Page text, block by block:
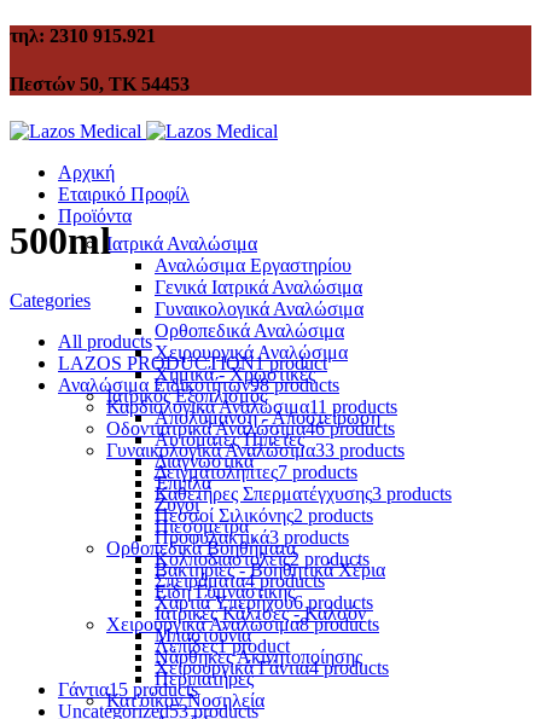
τηλ: 2310 915.921
Πεστών 50, ΤΚ 54453
Αρχική
Εταιρικό Προφίλ
Προϊόντα
Ιατρικά Αναλώσιμα
Αναλώσιμα Εργαστηρίου
Γενικά Ιατρικά Αναλώσιμα
Γυναικολογικά Αναλώσιμα
Ορθοπεδικά Αναλώσιμα
Χειρουργικά Αναλώσιμα
Χημικά - Χρωστικές
Ιατρικός Εξοπλισμός
Απολύμανση - Αποστείρωση
Αυτόματες Πιπέτες
Διαγνωστικά
Έπιπλα
Ζυγοί
Πιεσόμετρα
Ορθοπεδικά Βοηθήματα
Βακτηρίες - Βοηθητικά Χέρια
Είδη Γυμναστικής
Ιατρικές Κάλτσες - Καλσόν
Μπαστούνια
Νάρθηκες Ακινητοποίησης
Περιπατήρες
Κατ'οίκον Νοσηλεία
500ml
Categories
All products
LAZOS PRODUCTION1 product
Αναλώσιμα Ειδικοτήτων98 products
Καρδιολογικά Αναλώσιμα11 products
Οδοντιατρικά Αναλώσιμα46 products
Γυναικολογικά Αναλώσιμα33 products
Δειγματολήπτες7 products
Καθετήρες Σπερματέγχυσης3 products
Πεσσοί Σιλικόνης2 products
Προφυλακτικά3 products
Κολποδιαστολείς2 products
Σπειράματα4 products
Χαρτιά Υπερήχου6 products
Χειρουργικά Αναλώσιμα8 products
Λεπίδες1 product
Χειρουργικά Γάντια4 products
Γάντια15 products
Uncategorized53 products